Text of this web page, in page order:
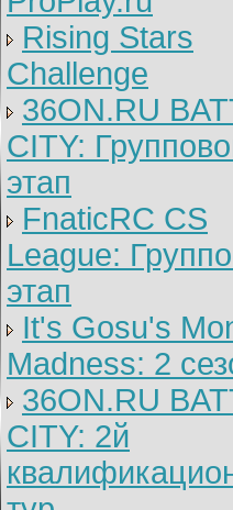
Rising Stars
Challenge
36ON.RU
CITY:
этап
FnaticRC CS
League:
этап
It's Gosu's
Madness: 2
36ON.RU
CITY: 2й